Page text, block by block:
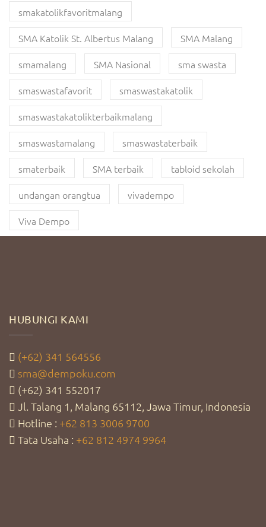
smakatolikfavoritmalang
SMA Katolik St. Albertus Malang
SMA Malang
smamalang
SMA Nasional
sma swasta
smaswastafavorit
smaswastakatolik
smaswastakatolikterbaikmalang
smaswastamalang
smaswastaterbaik
smaterbaik
SMA terbaik
tabloid sekolah
undangan orangtua
vivadempo
Viva Dempo
HUBUNGI KAMI
(+62) 341 564556
sma@dempoku.com
(+62) 341 552017
Jl. Talang 1, Malang 65112, Jawa Timur, Indonesia
Hotline : +62 813 3006 9700
Tata Usaha : +62 812 4974 9964